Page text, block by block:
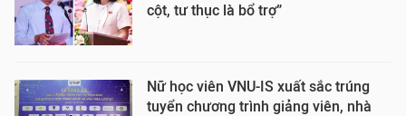
cột, tư thục là bổ trợ”
Nữ học viên VNU-IS xuất sắc trúng
tuyển chương trình giảng viên, nhà